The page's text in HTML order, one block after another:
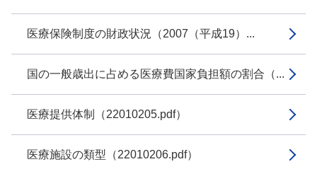
医療保険制度の財政状況（2007（平成19）...
国の一般歳出に占める医療費国家負担額の割合（...
医療提供体制（22010205.pdf）
医療施設の類型（22010206.pdf）